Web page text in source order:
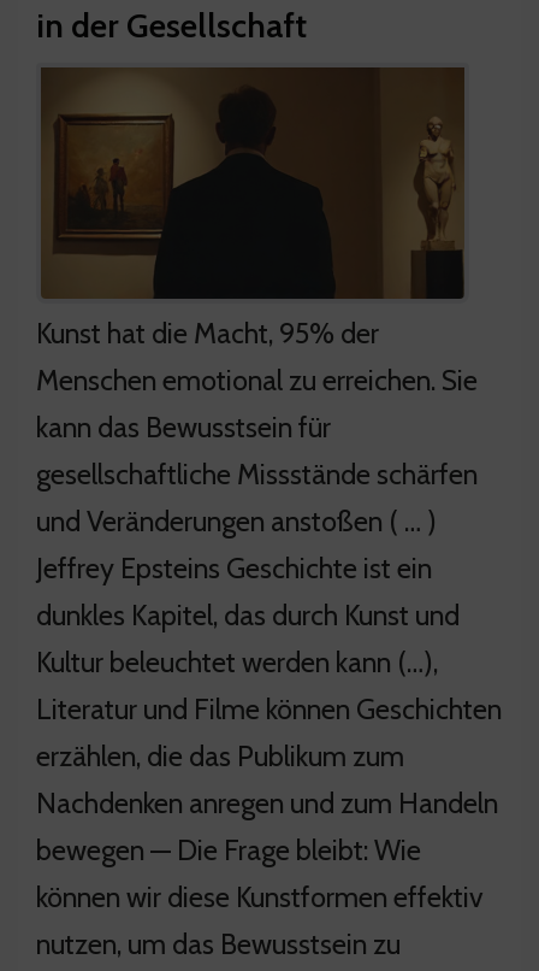
in der Gesellschaft
Kunst hat die Macht, 95% der
Menschen emotional zu erreichen. Sie
kann das Bewusstsein für
gesellschaftliche Missstände schärfen
und Veränderungen anstoßen ( … )
Jeffrey Epsteins Geschichte ist ein
dunkles Kapitel, das durch Kunst und
Kultur beleuchtet werden kann (…),
Literatur und Filme können Geschichten
erzählen, die das Publikum zum
Nachdenken anregen und zum Handeln
bewegen — Die Frage bleibt: Wie
können wir diese Kunstformen effektiv
nutzen, um das Bewusstsein zu